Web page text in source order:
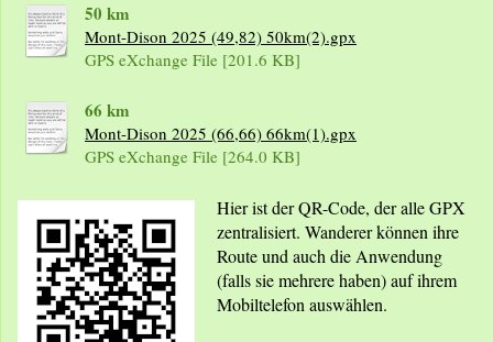
50 km
Mont-Dison 2025 (49,82) 50km(2).gpx
GPS eXchange File [201.6 KB]
66 km
Mont-Dison 2025 (66,66) 66km(1).gpx
GPS eXchange File [264.0 KB]
Hier ist der QR-Code, der alle GPX
zentralisiert. Wanderer können ihre
Route und auch die Anwendung
(falls sie mehrere haben) auf ihrem
Mobiltelefon auswählen.